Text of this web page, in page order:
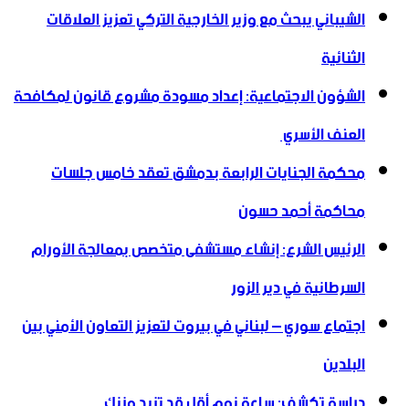
الشيباني يبحث مع وزير الخارجية التركي تعزيز العلاقات
الثنائية
الشؤون الاجتماعية: إعداد مسودة مشروع قانون لمكافحة
العنف الأسري ‏
محكمة الجنايات الرابعة بدمشق تعقد خامس جلسات
محاكمة أحمد حسون
الرئيس الشرع: إنشاء ‌‏مستشفى متخصص بمعالجة الأورام
السرطانية في دير الزور
اجتماع سوري – لبناني في بيروت لتعزيز التعاون ‏الأمني ‏بين
البلدين